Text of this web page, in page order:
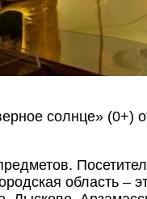
солнце»
область –